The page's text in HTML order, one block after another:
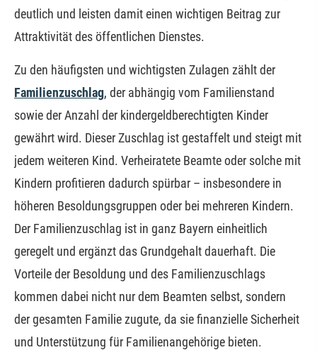
deutlich und leisten damit einen wichtigen Beitrag zur
Attraktivität des öffentlichen Dienstes.
Zu den häufigsten und wichtigsten Zulagen zählt der
Familienzuschlag, der abhängig vom Familienstand
sowie der Anzahl der kindergeldberechtigten Kinder
gewährt wird. Dieser Zuschlag ist gestaffelt und steigt mit
jedem weiteren Kind. Verheiratete Beamte oder solche mit
Kindern profitieren dadurch spürbar – insbesondere in
höheren Besoldungsgruppen oder bei mehreren Kindern.
Der Familienzuschlag ist in ganz Bayern einheitlich
geregelt und ergänzt das Grundgehalt dauerhaft. Die
Vorteile der Besoldung und des Familienzuschlags
kommen dabei nicht nur dem Beamten selbst, sondern
der gesamten Familie zugute, da sie finanzielle Sicherheit
und Unterstützung für Familienangehörige bieten.